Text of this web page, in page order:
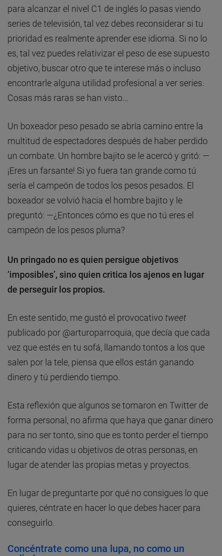
para alcanzar el nivel C1 de inglés lo pasas viendo
series de televisión, tal vez debes reconsiderar si tu
prioridad es realmente aprender ese idioma. Si no lo
es, tal vez puedes relativizar el peso de ese supuesto
objetivo, buscar otro que te interese más o incluso
encontrarle alguna utilidad profesional a ver series.
Cosas más raras se han visto…
Un boxeador peso pesado se abría camino entre la
multitud de espectadores después de haber perdido
un combate. Un hombre bajito se le acercó y gritó: —
¡Eres un farsante! Si yo fuera tan grande como tú
sería el campeón de todos los pesos pesados. El
boxeador se volvió hacia el hombre bajito y le
preguntó: —¿Entonces cómo es que no tú eres el
campeón de los pesos pluma?
Un pringado no es quien persigue objetivos
‘imposibles’, sino quien critica los ajenos en lugar
de perseguir los propios.
En este sentido, me gustó el provocativo tweet
publicado por @arturoparroquia, que decía que cada
vez que estés en tu sofá, llamando tontos a los que
salen por la tele, piensa que ellos están ganando
dinero y tú perdiendo tiempo.
Esta reflexión que algunos se tomaron en Twitter de
forma personal, no afirma que haya que ganar dinero
para no ser tonto, sino que es tonto perder el tiempo
criticando vidas u objetivos de otras personas, en
lugar de atender las propias metas y proyectos.
En lugar de preguntarte por qué no consigues lo que
quieres, céntrate en hacer lo que debes hacer para
conseguirlo.
Concéntrate como una lupa, no como un